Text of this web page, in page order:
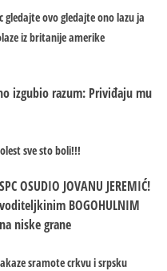
ovo gledajte ono lazu ja
iz britanije amerike
izgubio razum: Priviđaju mu
sve sto boli!!!
OSUDIO JOVANU JEREMIĆ!
BOGOHULNIM
niske grane
sramote crkvu i srpsku